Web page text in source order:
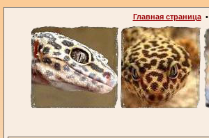
Главная страница•